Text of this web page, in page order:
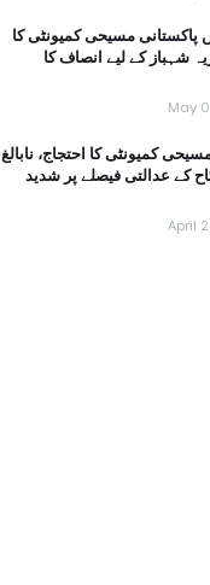
پاکستانی مسیحی کمیونٹی کا
شہباز کے لیے انصاف کا
May
کمیونٹی کا احتجاج، نابالغ
کے عدالتی فیصلے پر شدید
April